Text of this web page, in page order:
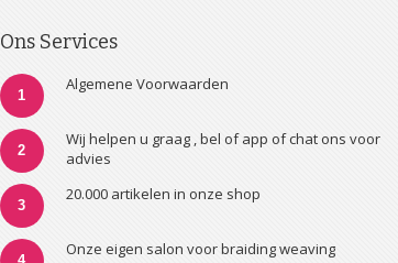
Ons Services
1
Algemene Voorwaarden
2
Wij helpen u graag , bel of app of chat ons voor
advies
3
20.000 artikelen in onze shop
Onze eigen salon voor braiding weaving